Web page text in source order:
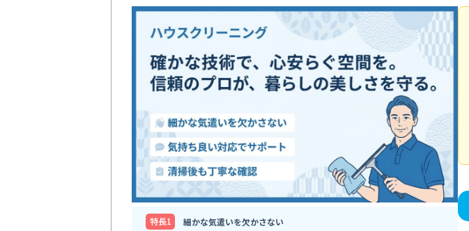
特⻑1
細かな気遣いを欠かさない